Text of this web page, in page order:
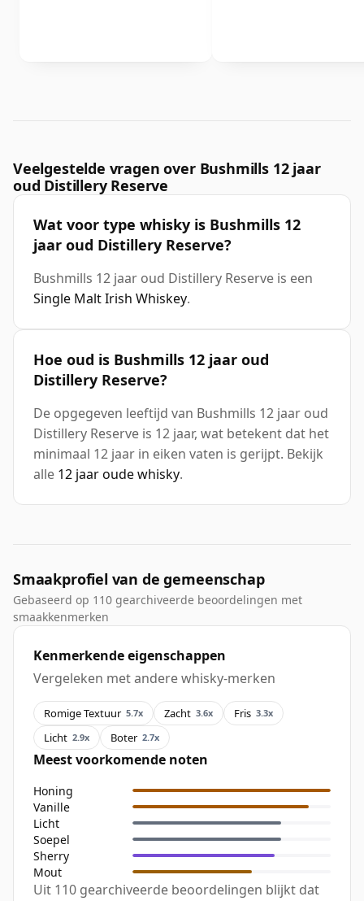
Veelgestelde vragen over Bushmills 12 jaar
oud Distillery Reserve
Wat voor type whisky is Bushmills 12
jaar oud Distillery Reserve?
Bushmills 12 jaar oud Distillery Reserve is een
Single Malt Irish Whiskey.
Hoe oud is Bushmills 12 jaar oud
Distillery Reserve?
De opgegeven leeftijd van Bushmills 12 jaar oud
Distillery Reserve is 12 jaar, wat betekent dat het
minimaal 12 jaar in eiken vaten is gerijpt. Bekijk
alle 12 jaar oude whisky.
Smaakprofiel van de gemeenschap
Gebaseerd op 110 gearchiveerde beoordelingen met
smaakkenmerken
Kenmerkende eigenschappen
Vergeleken met andere whisky-merken
Romige Textuur 5.7x Zacht 3.6x Fris 3.3x
Licht 2.9x Boter 2.7x
Meest voorkomende noten
Honing
Vanille
Licht
Soepel
Sherry
Mout
Uit 110 gearchiveerde beoordelingen blijkt dat